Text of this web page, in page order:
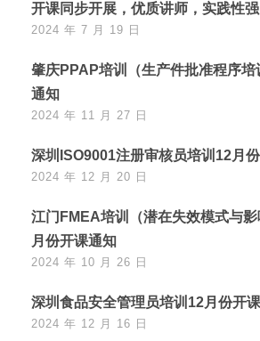
开课同步开展，优质讲师，实践性强
2024 年 7 月 19 日
肇庆PPAP培训（生产件批准程序培
通知
2024 年 11 月 27 日
深圳ISO9001注册审核员培训12月
2024 年 12 月 20 日
江门FMEA培训（潜在失效模式与
月份开课通知
2024 年 10 月 26 日
深圳食品安全管理员培训12月份开
2024 年 12 月 16 日